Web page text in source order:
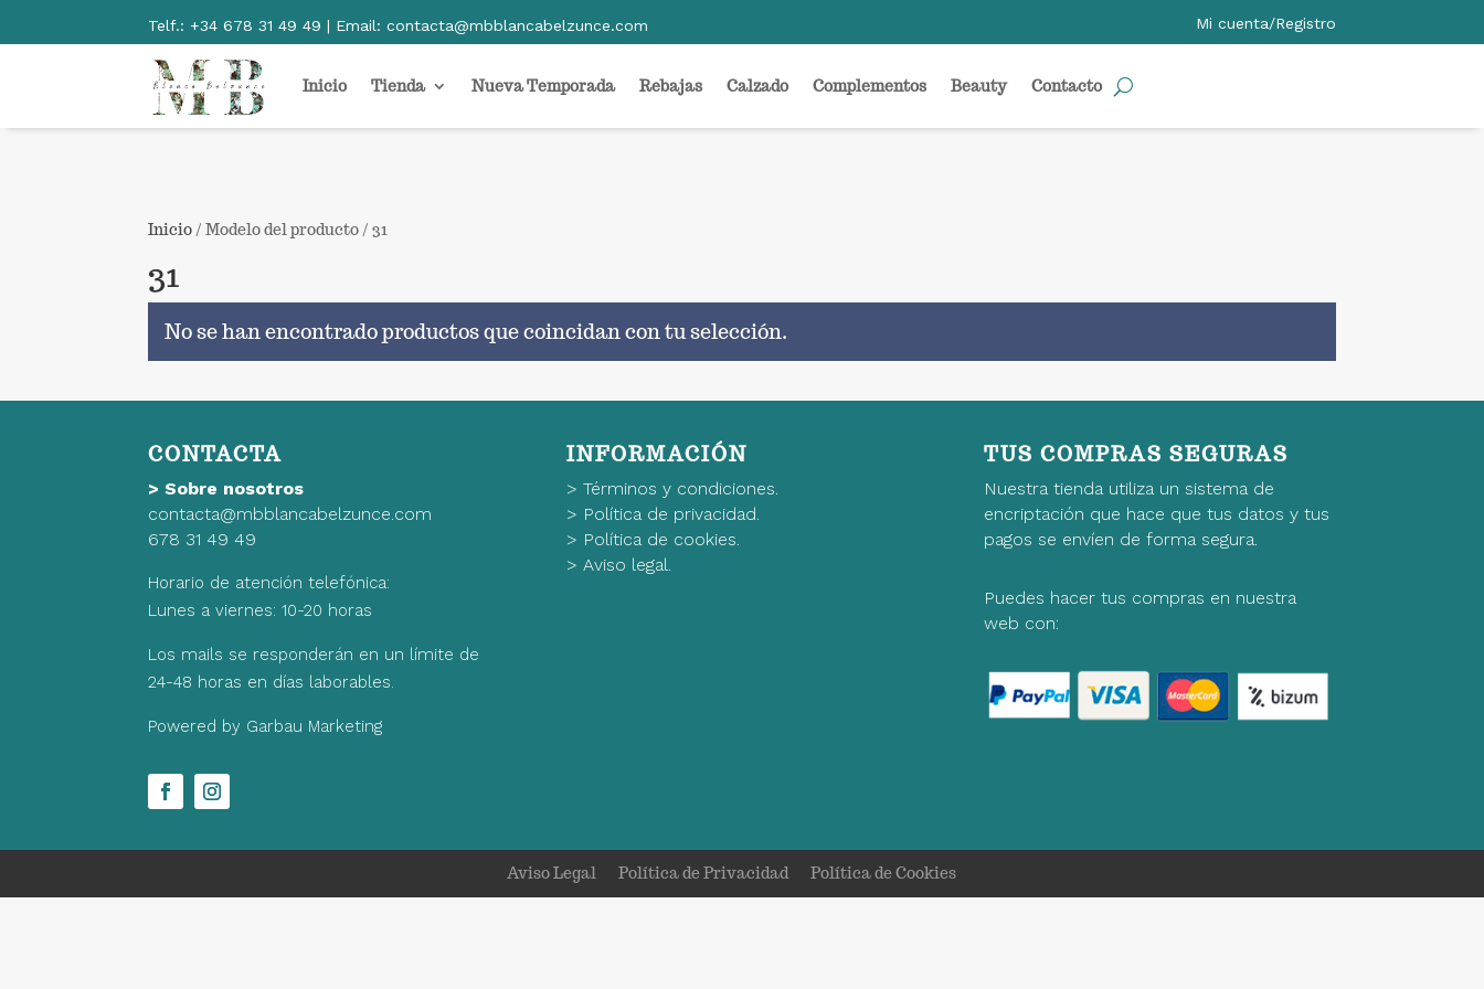
Telf.: +34 678 31 49 49 | Email:contacta@mbblancabelzunce.com Mi cuenta/Registro
Inicio Tienda Nueva Temporada Rebajas Calzado Complementos Beauty Contacto
Inicio / Modelo del producto / 31
31
No se han encontrado productos que coincidan con tu selección.
CONTACTA
>Sobre nosotros
contacta@mbblancabelzunce.com
678 31 49 49
Horario de atención telefónica:
Lunes a viernes: 10-20 horas
Los mails se responderán en un límite de
24-48 horas en días laborables.
Powered by Garbau Marketing
INFORMACIÓN
> Términos y condiciones.
> Política de privacidad.
> Política de cookies.
> Aviso legal.
TUS COMPRAS SEGURAS
Nuestra tienda utiliza un sistema de
encriptación que hace que tus datos y tus
pagos se envíen de forma segura.
Puedes hacer tus compras en nuestra
web con:
Aviso Legal Política de Privacidad Política de Cookies